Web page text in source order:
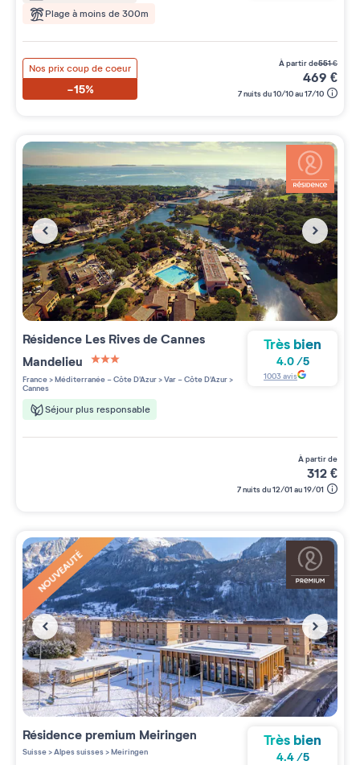
Plage à moins de 300m
Nos prix coup de coeur
-15%
à partir de551€
469 €
7 nuits du 10/10 au 17/10
Résidence Les Rives de Cannes
Mandelieu
3 étoiles sur 5
France>Méditerranée - Côte D'Azur>Var - Côte D'Azur>
Cannes
Séjour plus responsable
Très bien
4.0/5
1003avis
à partir de
312€
7 nuits du 12/01 au 19/01
NOUVEAUTÉ
Résidence premium Meiringen
Suisse>Alpes suisses>Meiringen
Très bien
4.4 /5